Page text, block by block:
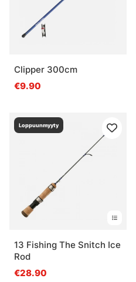
Clipper 300cm
€9.90
Loppuunmyyty
13 Fishing The Snitch Ice
Rod
€28.90